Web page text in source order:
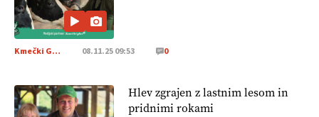
Kmečki Glas 08.11.25 09:53 0
Hlev zgrajen z lastnim lesom in
pridnimi rokami